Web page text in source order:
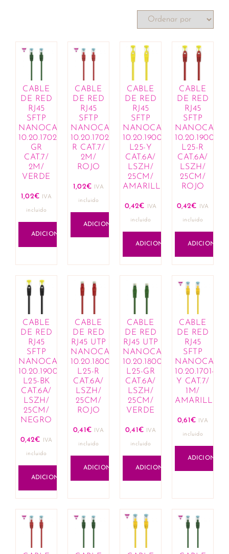
CABLE
DE RED
RJ45
SFTP
NANOCABLE
10.20.1702-
GR
CAT.7/
2M/
VERDE
1,02€ IVA
incluido
ADICIONAR
CABLE
DE RED
RJ45
SFTP
NANOCABLE
10.20.1702-
R CAT.7/
2M/
ROJO
1,02€ IVA
incluido
ADICIONAR
CABLE
DE RED
RJ45
SFTP
NANOCABLE
10.20.1900-
L25-Y
CAT.6A/
LSZH/
25CM/
AMARILLO
0,42€ IVA
incluido
ADICIONAR
CABLE
DE RED
RJ45
SFTP
NANOCABLE
10.20.1900-
L25-R
CAT.6A/
LSZH/
25CM/
ROJO
0,42€ IVA
incluido
ADICIONAR
CABLE
DE RED
RJ45
SFTP
NANOCABLE
10.20.1900-
L25-BK
CAT.6A/
LSZH/
25CM/
NEGRO
0,42€ IVA
incluido
ADICIONAR
CABLE
DE RED
RJ45 UTP
NANOCABLE
10.20.1800-
L25-R
CAT.6A/
LSZH/
25CM/
ROJO
0,41 € IVA
incluido
ADICIONAR
CABLE
DE RED
RJ45 UTP
NANOCABLE
10.20.1800-
L25-GR
CAT.6A/
LSZH/
25CM/
VERDE
0,41 € IVA
incluido
ADICIONAR
CABLE
DE RED
RJ45
SFTP
NANOCABLE
10.20.1701-
Y CAT.7/
1M/
AMARILLO
0,61 € IVA
incluido
ADICIONAR